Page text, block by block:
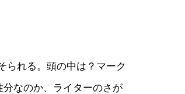
られる。頭の中は？マーク
なのか、ライターのさが